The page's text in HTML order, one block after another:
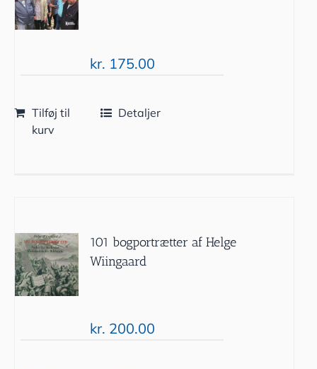
kr. 175.00
Tilføj til
kurv
Detaljer
101 bogportrætter af Helge
Wiingaard
kr. 200.00